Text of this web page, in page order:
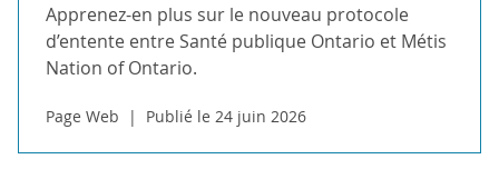
Apprenez-en plus sur le nouveau protocole
d’entente entre Santé publique Ontario et Métis
Nation of Ontario.
Page Web Publié le 24 juin 2026